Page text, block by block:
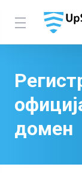
домен